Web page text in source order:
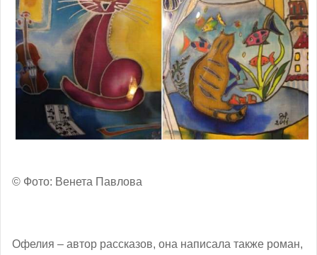
© Фото: Венета Павлова
Офелия – автор рассказов, она написала также роман,